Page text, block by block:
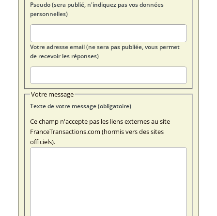
Pseudo (sera publié, n'indiquez pas vos données
personnelles)
Votre adresse email (ne sera pas publiée, vous permet
de recevoir les réponses)
Votre message
Texte de votre message (obligatoire)
Ce champ n'accepte pas les liens externes au site
FranceTransactions.com (hormis vers des sites
officiels).